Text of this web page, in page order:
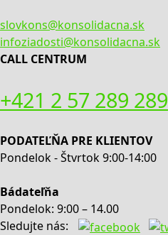
slovkons@konsolidacna.sk
infoziadosti@konsolidacna.sk
CALL CENTRUM
+421 2 57 289 289
PODATEĽŇA PRE KLIENTOV
Pondelok - Štvrtok 9:00-14:00
Bádateľňa
Pondelok: 9:00 – 14.00
Sledujte nás: